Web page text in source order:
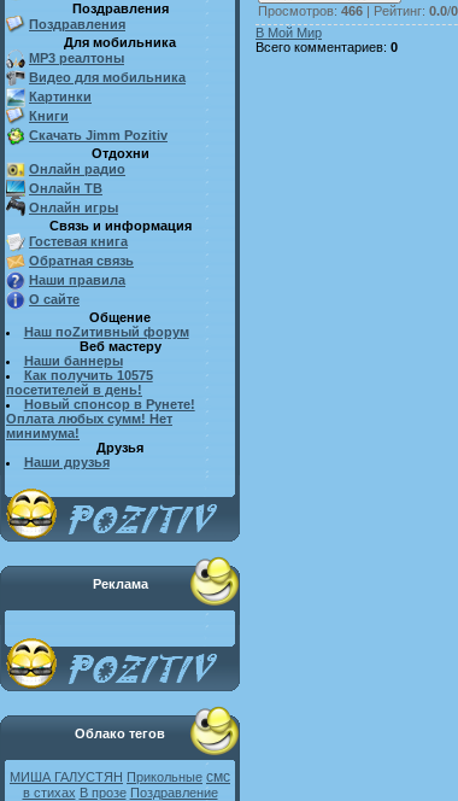
Поздравления
Поздравления
Для мобильника
MP3 реалтоны
Видео для мобильника
Картинки
Книги
Скачать Jimm Pozitiv
Отдохни
Онлайн радио
Онлайн ТВ
Онлайн игры
Связь и информация
Гостевая книга
Обратная связь
Наши правила
О сайте
Общение
Наш поZитивный форум
Веб мастеру
Наши баннеры
Как получить 10575
посетителей в день!
Новый спонсор в Рунете!
Оплата любых сумм! Нет
минимума!
Друзья
Наши друзья
Реклама
Облако тегов
МИША ГАЛУСТЯН Прикольные смс
в стихах В прозе Поздравление
Просмотров: 466 | Рейтинг: 0.0/0
В Мой Мир
Всего комментариев: 0